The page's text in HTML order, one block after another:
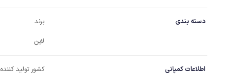
دسته بندی برند
لاین
اطلاعات کمپانی کشور تولید کننده